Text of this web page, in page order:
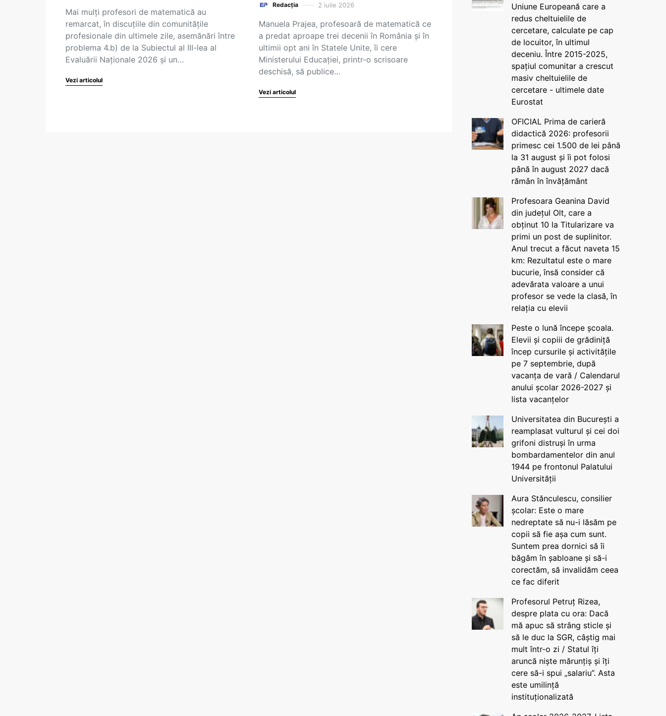
Mai mulți profesori de matematică au
remarcat, în discuțiile din comunitățile
profesionale din ultimele zile, asemănări între
problema 4.b) de la Subiectul al III-lea al
Evaluării Naționale 2026 și un…
Vezi articolul
Redacția 2 iulie 2026
Manuela Prajea, profesoară de matematică ce
a predat aproape trei decenii în România și în
ultimii opt ani în Statele Unite, îi cere
Ministerului Educației, printr-o scrisoare
deschisă, să publice…
Vezi articolul
Uniune Europeană care a
redus cheltuielile de
cercetare, calculate pe cap
de locuitor, în ultimul
deceniu. Între 2015-2025,
spațiul comunitar a crescut
masiv cheltuielile de
cercetare - ultimele date
Eurostat
OFICIAL Prima de carieră
didactică 2026: profesorii
primesc cei 1.500 de lei până
la 31 august și îi pot folosi
până în august 2027 dacă
rămân în învățământ
Profesoara Geanina David
din județul Olt, care a
obținut 10 la Titularizare va
primi un post de suplinitor.
Anul trecut a făcut naveta 15
km: Rezultatul este o mare
bucurie, însă consider că
adevărata valoare a unui
profesor se vede la clasă, în
relația cu elevii
Peste o lună începe școala.
Elevii și copiii de grădiniță
încep cursurile și activitățile
pe 7 septembrie, după
vacanța de vară / Calendarul
anului școlar 2026-2027 și
lista vacanțelor
Universitatea din București a
reamplasat vulturul și cei doi
grifoni distruși în urma
bombardamentelor din anul
1944 pe frontonul Palatului
Universității
Aura Stănculescu, consilier
școlar: Este o mare
nedreptate să nu-i lăsăm pe
copii să fie așa cum sunt.
Suntem prea dornici să îi
băgăm în șabloane și să-i
corectăm, să invalidăm ceea
ce fac diferit
Profesorul Petruț Rizea,
despre plata cu ora: Dacă
mă apuc să strâng sticle și
să le duc la SGR, câștig mai
mult într-o zi / Statul îți
aruncă niște mărunțiș și îți
cere să-i spui „salariu”. Asta
este umilință
instituționalizată